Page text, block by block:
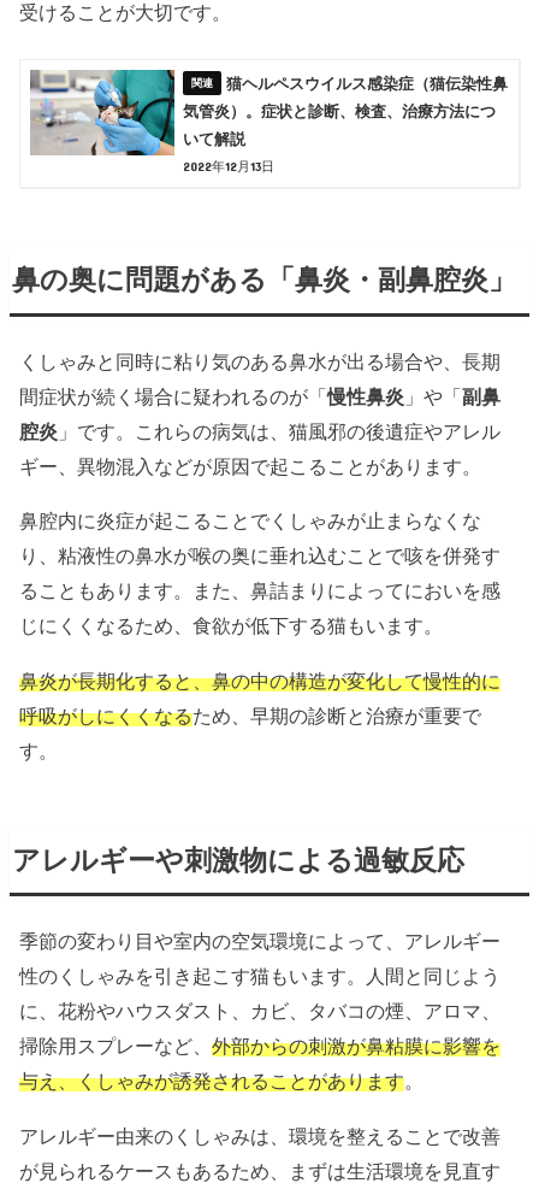
受けることが大切です。
猫ヘルペスウイルス感染症（猫伝染性鼻
気管炎）。症状と診断、検査、治療方法につ
いて解説
2022年12月13日
鼻の奥に問題がある「鼻炎・副鼻腔炎」
くしゃみと同時に粘り気のある鼻水が出る場合や、長期
間症状が続く場合に疑われるのが「慢性鼻炎 」や「副鼻
腔炎 」です。これらの病気は、猫風邪の後遺症やアレル
ギー、異物混入などが原因で起こることがあります。
鼻腔内に炎症が起こることでくしゃみが止まらなくな
り、粘液性の鼻水が喉の奥に垂れ込むことで咳を併発す
ることもあります。また、鼻詰まりによってにおいを感
じにくくなるため、食欲が低下する猫もいます。
鼻炎が長期化すると、鼻の中の構造が変化して慢性的に
呼吸がしにくくなるため、早期の診断と治療が重要で
す。
アレルギーや刺激物による過敏反応
季節の変わり目や室内の空気環境によって、アレルギー
性のくしゃみを引き起こす猫もいます。人間と同じよう
に、花粉やハウスダスト、カビ、タバコの煙、アロマ、
掃除用スプレーなど、外部からの刺激が鼻粘膜に影響を
与え、くしゃみが誘発されることがあります。
アレルギー由来のくしゃみは、環境を整えることで改善
が見られるケースもあるため、まずは生活環境を見直す